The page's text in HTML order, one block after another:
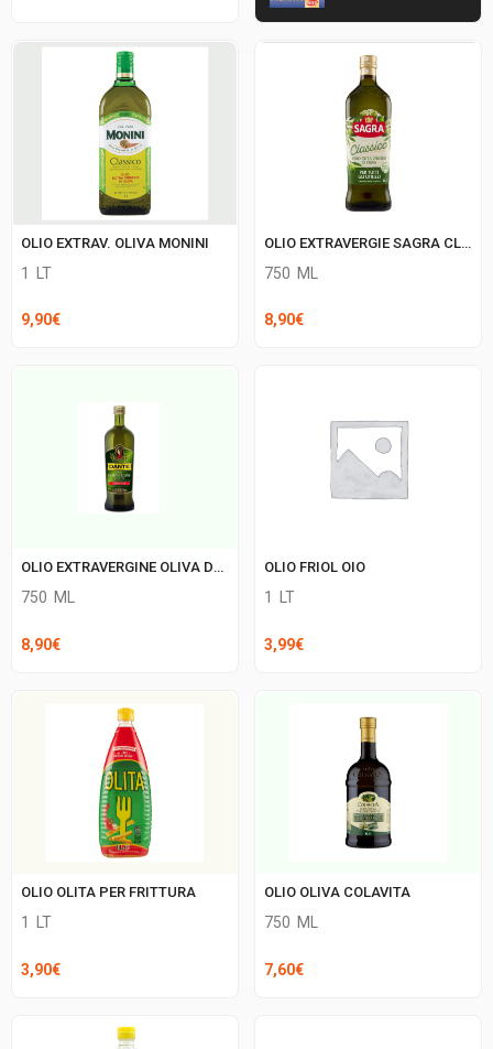
era:
è:
4,45€.
OLIO EXTRAV. OLIVA MONINI
1 LT
9,90€
OLIO EXTRAVERGIE SAGRA CLASSICO
750 ML
8,90€
OLIO EXTRAVERGINE OLIVA DANTE
750 ML
8,90€
OLIO FRIOL OIO
1 LT
3,99€
OLIO OLITA PER FRITTURA
1 LT
3,90€
OLIO OLIVA COLAVITA
750 ML
7,60€